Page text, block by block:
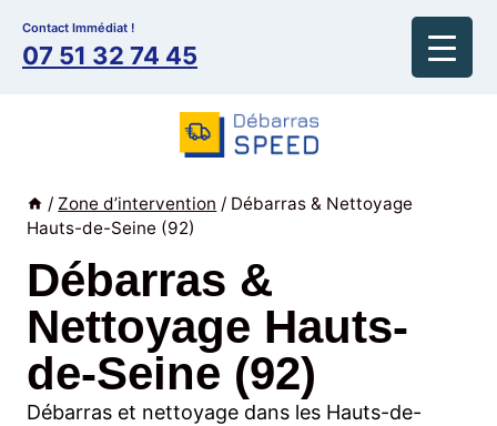
contenu
Contact Immédiat !
07 51 32 74 45
/ Zone d’intervention / Débarras & Nettoyage
Hauts-de-Seine (92)
Débarras &
Nettoyage Hauts-
de-Seine (92)
Débarras et nettoyage dans les Hauts-de-